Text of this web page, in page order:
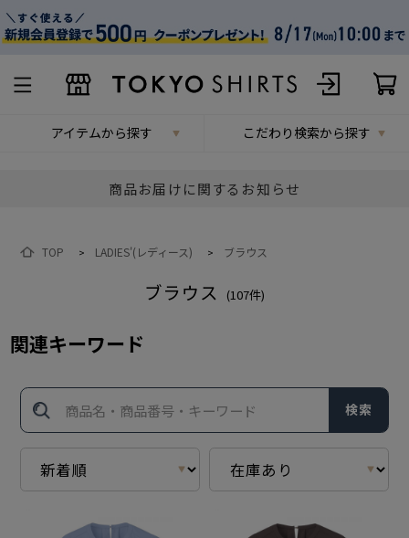
アイテムから探す こだわり検索から探す
商品お届けに関するお知らせ
TOP > LADIES'(レディース) > ブラウス
ブラウス (107件)
関連キーワード
検索